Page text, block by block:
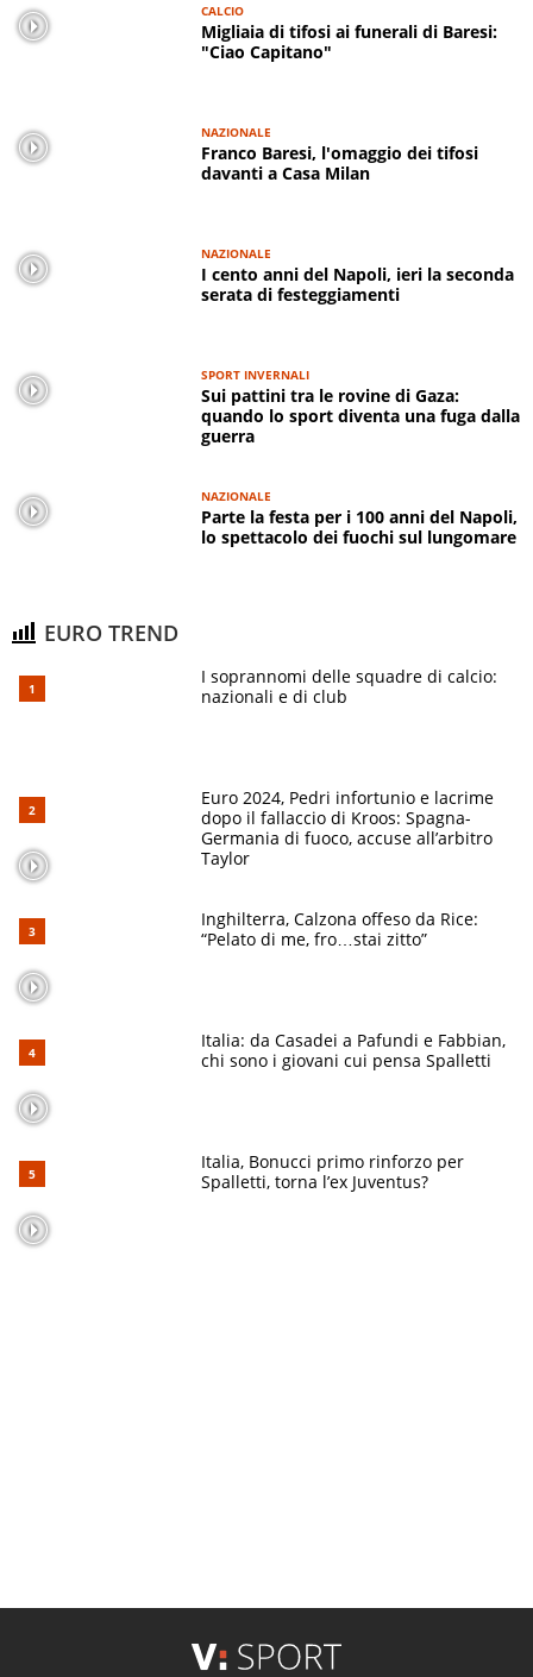
CALCIO
Migliaia di tifosi ai funerali di Baresi:
"Ciao Capitano"
NAZIONALE
Franco Baresi, l'omaggio dei tifosi
davanti a Casa Milan
NAZIONALE
I cento anni del Napoli, ieri la seconda
serata di festeggiamenti
SPORT INVERNALI
Sui pattini tra le rovine di Gaza:
quando lo sport diventa una fuga dalla
guerra
NAZIONALE
Parte la festa per i 100 anni del Napoli,
lo spettacolo dei fuochi sul lungomare
EURO TREND
I soprannomi delle squadre di calcio:
nazionali e di club
Euro 2024, Pedri infortunio e lacrime
dopo il fallaccio di Kroos: Spagna-
Germania di fuoco, accuse all’arbitro
Taylor
Inghilterra, Calzona offeso da Rice:
“Pelato di me, fro…stai zitto”
Italia: da Casadei a Pafundi e Fabbian,
chi sono i giovani cui pensa Spalletti
Italia, Bonucci primo rinforzo per
Spalletti, torna l’ex Juventus?